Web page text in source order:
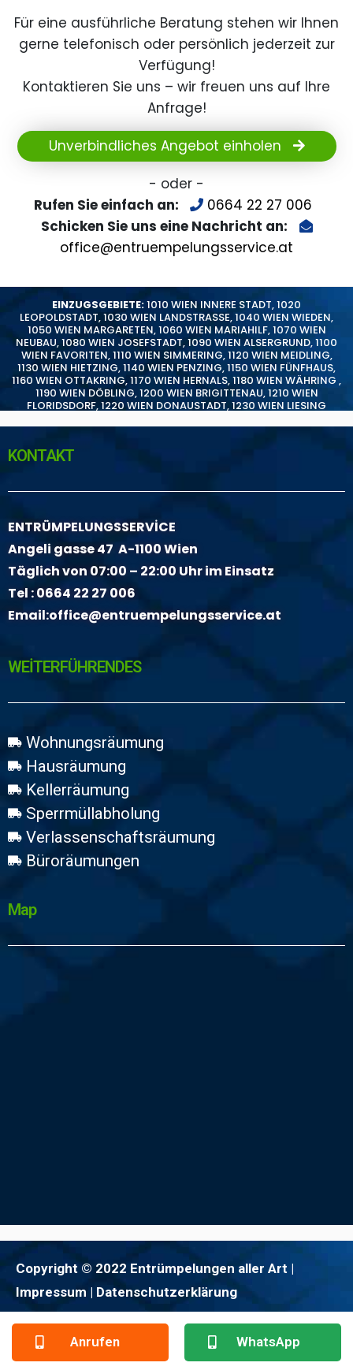
Für eine ausführliche Beratung stehen wir Ihnen
gerne telefonisch oder persönlich jederzeit zur
Verfügung!
Kontaktieren Sie uns – wir freuen uns auf Ihre
Anfrage!
Unverbindliches Angebot einholen
- oder -
Rufen Sie einfach an:
0664 22 27 006
Schicken Sie uns eine Nachricht an:
office@entruempelungsservice.at
EINZUGSGEBIETE:1010 WIEN INNERE STADT,1020
LEOPOLDSTADT,1030 WIEN LANDSTRASSE,1040 WIEN WIEDEN,
1050 WIEN MARGARETEN,1060 WIEN MARIAHILF,1070 WIEN
NEUBAU,1080 WIEN JOSEFSTADT,1090 WIEN ALSERGRUND,1100
WIEN FAVORITEN,1110 WIEN SIMMERING,1120 WIEN MEIDLING,
1130 WIEN HIETZING,1140 WIEN PENZING,1150 WIEN FÜNFHAUS,
1160 WIEN OTTAKRING,1170 WIEN HERNALS,1180 WIEN WÄHRING ,
1190 WIEN DÖBLING,1200 WIEN BRIGITTENAU,1210 WIEN
FLORIDSDORF,1220 WIEN DONAUSTADT,1230 WIEN LIESING
KONTAKT
ENTRÜMPELUNGSSERVİCE
Angeli gasse 47 A-1100 Wien
Täglich von 07:00 – 22:00 Uhr im Einsatz
Tel :0664 22 27 006
Email:office@entruempelungsservice.at
WEİTERFÜHRENDES
Wohnungsräumung
Hausräumung
Kellerräumung
Sperrmüllabholung
Verlassenschaftsräumung
Büroräumungen
Map
Copyright © 2022 Entrümpelungen aller Art |
Impressum | Datenschutzerklärung
Anrufen WhatsApp